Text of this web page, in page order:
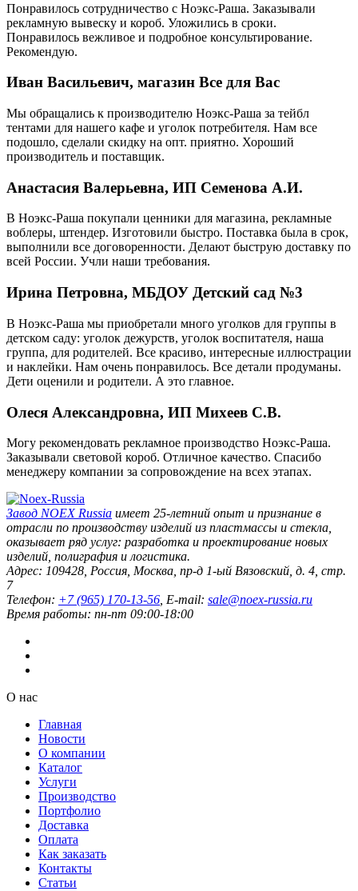
Понравилось сотрудничество с Ноэкс-Раша. Заказывали
рекламную вывеску и короб. Уложились в сроки.
Понравилось вежливое и подробное консультирование.
Рекомендую.
Иван Васильевич, магазин Все для Вас
Мы обращались к производителю Ноэкс-Раша за тейбл
тентами для нашего кафе и уголок потребителя. Нам все
подошло, сделали скидку на опт. приятно. Хороший
производитель и поставщик.
Анастасия Валерьевна, ИП Семенова А.И.
В Ноэкс-Раша покупали ценники для магазина, рекламные
воблеры, штендер. Изготовили быстро. Поставка была в срок,
выполнили все договоренности. Делают быструю доставку по
всей России. Учли наши требования.
Ирина Петровна, МБДОУ Детский сад №3
В Ноэкс-Раша мы приобретали много уголков для группы в
детском саду: уголок дежурств, уголок воспитателя, наша
группа, для родителей. Все красиво, интересные иллюстрации
и наклейки. Нам очень понравилось. Все детали продуманы.
Дети оценили и родители. А это главное.
Олеся Александровна, ИП Михеев С.В.
Могу рекомендовать рекламное производство Ноэкс-Раша.
Заказывали световой короб. Отличное качество. Спасибо
менеджеру компании за сопровождение на всех этапах.
Завод NOEX Russia имеет 25-летний опыт и признание в
отрасли по производству изделий из пластмассы и стекла,
оказывает ряд услуг: разработка и проектирование новых
изделий, полиграфия и логистика.
Адрес: 109428 Россия Москва пр-д 1-ый Вязовский, д. 4, стр.
7
Телефон: +7 (965) 170-13-56 , E-mail: sale@noex-russia.ru
Время работы: пн-пт 09:00-18:00
О нас
Главная
Новости
О компании
Каталог
Услуги
Производство
Портфолио
Доставка
Оплата
Как заказать
Контакты
Статьи